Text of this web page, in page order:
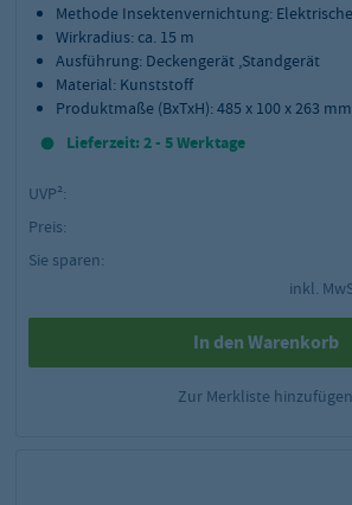
Methode Insektenvernichtung:
Wirkradius: ca. 15 m
Ausführung: Deckengerät ,Standgerät
Material: Kunststoff
Produktmaße (BxTxH): 485 x 100 x 263 mm
Lieferzeit: 2 - 5 Werktage
UVP²:
Preis:
Sie sparen:
inkl.
In den Warenkorb
Zur Merkliste hinzufügen